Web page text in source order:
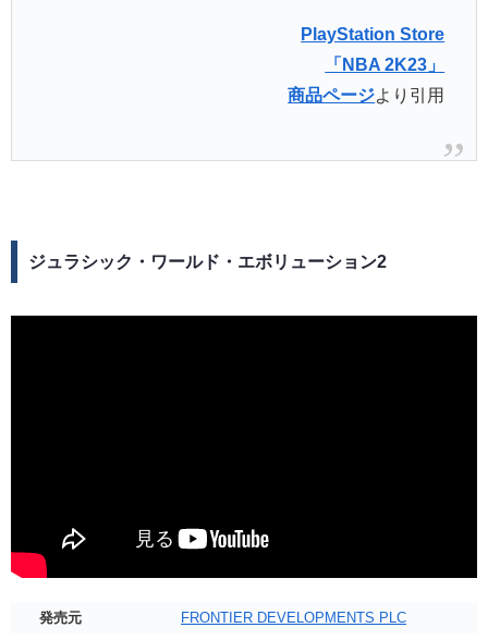
PlayStation Store
「NBA 2K23」
商品ページより引用
ジュラシック・ワールド・エボリューション2
発売元 FRONTIER DEVELOPMENTS PLC